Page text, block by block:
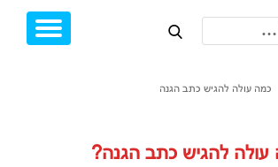
כמה עולה להגיש כתב הגנה
עולה להגיש כתב הגנה?